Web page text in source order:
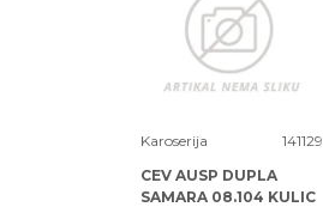
Karoserija
141129
CEV AUSP DUPLA
SAMARA 08.104 KULIC